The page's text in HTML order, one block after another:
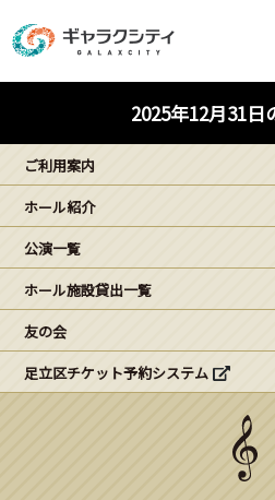
施設案内
西新井
文化ホール
ギャラクシティとは
こどもみーてぃんぐ
Gがくえん
ブランドからのお知らせ
2025年12月31日
ご利用案内
ホール紹介
公演一覧
ホール施設貸出一覧
友の会
足立区チケット予約システム